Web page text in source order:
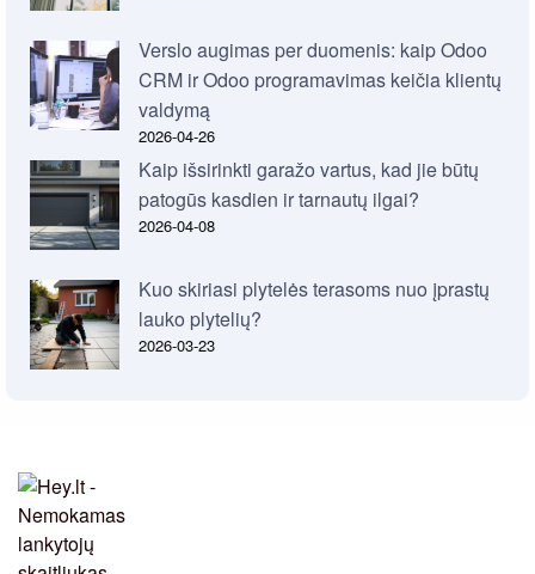
Verslo augimas per duomenis: kaip Odoo
CRM ir Odoo programavimas keičia klientų
valdymą
2026-04-26
Kaip išsirinkti garažo vartus, kad jie būtų
patogūs kasdien ir tarnautų ilgai?
2026-04-08
Kuo skiriasi plytelės terasoms nuo įprastų
lauko plytelių?
2026-03-23